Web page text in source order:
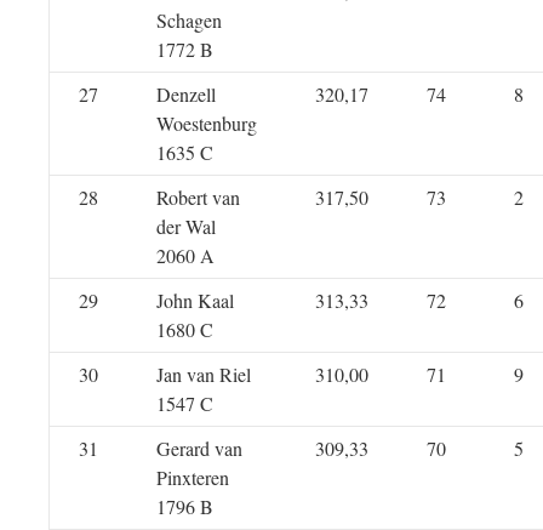
Schagen
1772 B
27
Denzell
Woestenburg
1635 C
320,17 74 8
28
Robert van
der Wal
2060 A
317,50 73 2
29
John Kaal
1680 C
313,33 72 6
30
Jan van Riel
1547 C
310,00 71 9
31
Gerard van
Pinxteren
1796 B
309,33 70 5